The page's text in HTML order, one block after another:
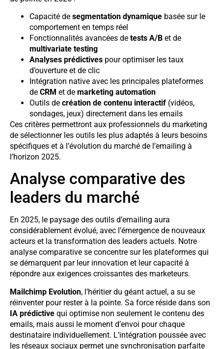
Capacité de segmentation dynamique basée sur le
comportement en temps réel
Fonctionnalités avancées de tests A/B et de
multivariate testing
Analyses prédictives pour optimiser les taux
d’ouverture et de clic
Intégration native avec les principales plateformes
de CRM et de marketing automation
Outils de création de contenu interactif (vidéos,
sondages, jeux) directement dans les emails
Ces critères permettront aux professionnels du marketing
de sélectionner les outils les plus adaptés à leurs besoins
spécifiques et à l’évolution du marché de l’emailing à
l’horizon 2025.
Analyse comparative des
leaders du marché
En 2025, le paysage des outils d’emailing aura
considérablement évolué, avec l’émergence de nouveaux
acteurs et la transformation des leaders actuels. Notre
analyse comparative se concentre sur les plateformes qui
se démarquent par leur innovation et leur capacité à
répondre aux exigences croissantes des marketeurs.
Mailchimp Evolution, l’héritier du géant actuel, a su se
réinventer pour rester à la pointe. Sa force réside dans son
IA prédictive qui optimise non seulement le contenu des
emails, mais aussi le moment d’envoi pour chaque
destinataire individuellement. L’intégration poussée avec
les réseaux sociaux permet une synchronisation parfaite